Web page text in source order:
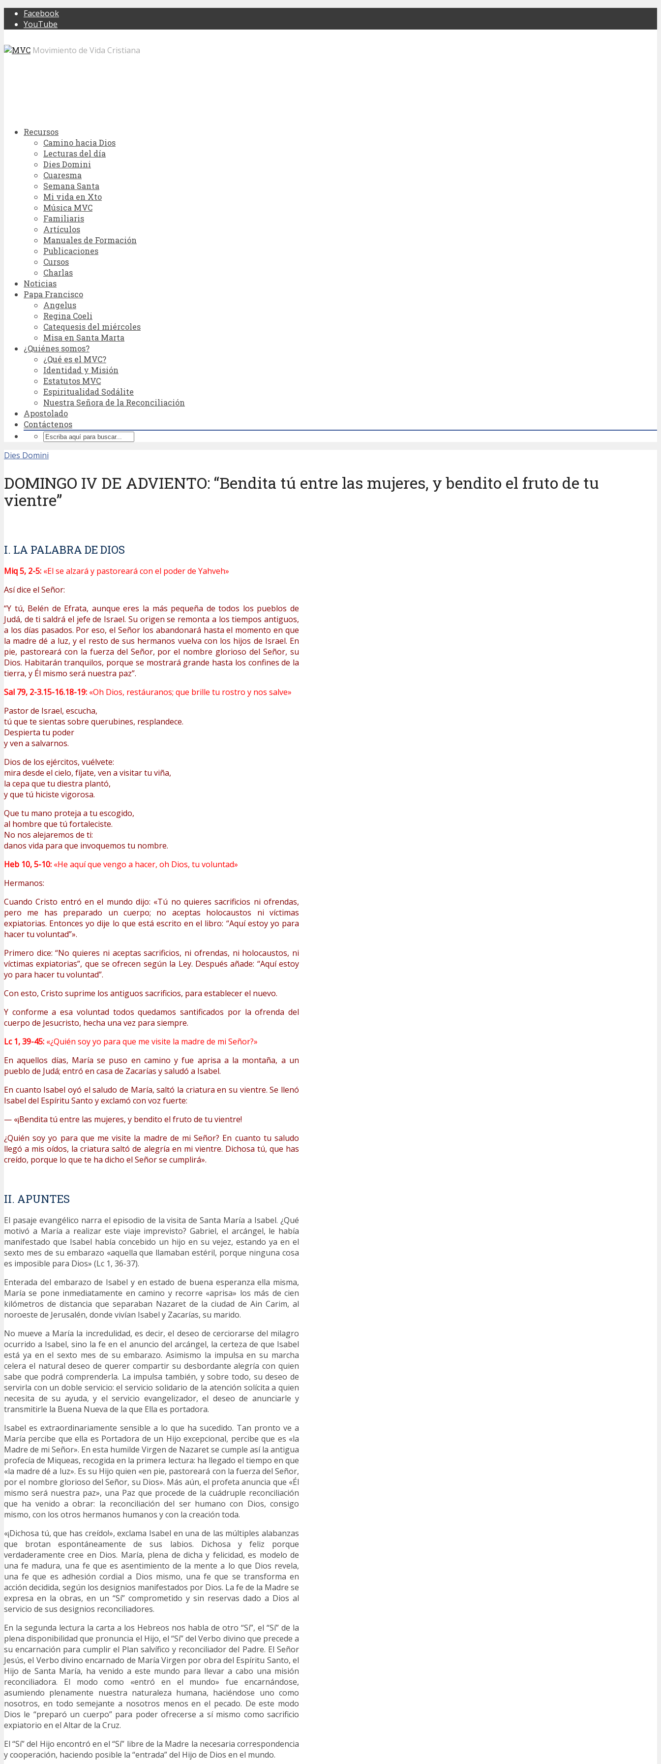
Facebook
YouTube
Movimiento de Vida Cristiana
Recursos
Camino hacia Dios
Lecturas del día
Dies Domini
Cuaresma
Semana Santa
Mi vida en Xto
Música MVC
Familiaris
Artículos
Manuales de Formación
Publicaciones
Cursos
Charlas
Noticias
Papa Francisco
Angelus
Regina Coeli
Catequesis del miércoles
Misa en Santa Marta
¿Quiénes somos?
¿Qué es el MVC?
Identidad y Misión
Estatutos MVC
Espiritualidad Sodálite
Nuestra Señora de la Reconciliación
Apostolado
Contáctenos
Dies Domini
DOMINGO IV DE ADVIENTO: “Bendita tú entre las mujeres, y bendito el fruto de tu
vientre”
I. LA PALABRA DE DIOS
Miq 5, 2-5: «El se alzará y pastoreará con el poder de Yahveh»
Así dice el Señor:
“Y tú, Belén de Efrata, aunque eres la más pequeña de todos los pueblos de
Judá, de ti saldrá el jefe de Israel. Su origen se remonta a los tiempos antiguos,
a los días pasados. Por eso, el Señor los abandonará hasta el momento en que
la madre dé a luz, y el resto de sus hermanos vuelva con los hijos de Israel. En
pie, pastoreará con la fuerza del Señor, por el nombre glorioso del Señor, su
Dios. Habitarán tranquilos, porque se mostrará grande hasta los confines de la
tierra, y Él mismo será nuestra paz”.
Sal 79, 2-3.15-16.18-19: «Oh Dios, restáuranos; que brille tu rostro y nos salve»
Pastor de Israel, escucha,
tú que te sientas sobre querubines, resplandece.
Despierta tu poder
y ven a salvarnos.
Dios de los ejércitos, vuélvete:
mira desde el cielo, fíjate, ven a visitar tu viña,
la cepa que tu diestra plantó,
y que tú hiciste vigorosa.
Que tu mano proteja a tu escogido,
al hombre que tú fortaleciste.
No nos alejaremos de ti:
danos vida para que invoquemos tu nombre.
Heb 10, 5-10: «He aquí que vengo a hacer, oh Dios, tu voluntad»
Hermanos:
Cuando Cristo entró en el mundo dijo: «Tú no quieres sacrificios ni ofrendas,
pero me has preparado un cuerpo; no aceptas holocaustos ni víctimas
expiatorias. Entonces yo dije lo que está escrito en el libro: “Aquí estoy yo para
hacer tu voluntad”».
Primero dice: “No quieres ni aceptas sacrificios, ni ofrendas, ni holocaustos, ni
víctimas expiatorias”, que se ofrecen según la Ley. Después añade: “Aquí estoy
yo para hacer tu voluntad”.
Con esto, Cristo suprime los antiguos sacrificios, para establecer el nuevo.
Y conforme a esa voluntad todos quedamos santificados por la ofrenda del
cuerpo de Jesucristo, hecha una vez para siempre.
Lc 1, 39-45: «¿Quién soy yo para que me visite la madre de mi Señor?»
En aquellos días, María se puso en camino y fue aprisa a la montaña, a un
pueblo de Judá; entró en casa de Zacarías y saludó a Isabel.
En cuanto Isabel oyó el saludo de María, saltó la criatura en su vientre. Se llenó
Isabel del Espíritu Santo y exclamó con voz fuerte:
— «¡Bendita tú entre las mujeres, y bendito el fruto de tu vientre!
¿Quién soy yo para que me visite la madre de mi Señor? En cuanto tu saludo
llegó a mis oídos, la criatura saltó de alegría en mi vientre. Dichosa tú, que has
creído, porque lo que te ha dicho el Señor se cumplirá».
II. APUNTES
El pasaje evangélico narra el episodio de la visita de Santa María a Isabel. ¿Qué
motivó a María a realizar este viaje imprevisto? Gabriel, el arcángel, le había
manifestado que Isabel había concebido un hijo en su vejez, estando ya en el
sexto mes de su embarazo «aquella que llamaban estéril, porque ninguna cosa
es imposible para Dios» (Lc 1, 36-37).
Enterada del embarazo de Isabel y en estado de buena esperanza ella misma,
María se pone inmediatamente en camino y recorre «aprisa» los más de cien
kilómetros de distancia que separaban Nazaret de la ciudad de Ain Carim, al
noroeste de Jerusalén, donde vivían Isabel y Zacarías, su marido.
No mueve a María la incredulidad, es decir, el deseo de cerciorarse del milagro
ocurrido a Isabel, sino la fe en el anuncio del arcángel, la certeza de que Isabel
está ya en el sexto mes de su embarazo. Asimismo la impulsa en su marcha
celera el natural deseo de querer compartir su desbordante alegría con quien
sabe que podrá comprenderla. La impulsa también, y sobre todo, su deseo de
servirla con un doble servicio: el servicio solidario de la atención solícita a quien
necesita de su ayuda, y el servicio evangelizador, el deseo de anunciarle y
transmitirle la Buena Nueva de la que Ella es portadora.
Isabel es extraordinariamente sensible a lo que ha sucedido. Tan pronto ve a
María percibe que ella es Portadora de un Hijo excepcional, percibe que es «la
Madre de mi Señor». En esta humilde Virgen de Nazaret se cumple así la antigua
profecía de Miqueas, recogida en la primera lectura: ha llegado el tiempo en que
«la madre dé a luz». Es su Hijo quien «en pie, pastoreará con la fuerza del Señor,
por el nombre glorioso del Señor, su Dios». Más aún, el profeta anuncia que «Él
mismo será nuestra paz», una Paz que procede de la cuádruple reconciliación
que ha venido a obrar: la reconciliación del ser humano con Dios, consigo
mismo, con los otros hermanos humanos y con la creación toda.
«¡Dichosa tú, que has creído!», exclama Isabel en una de las múltiples alabanzas
que brotan espontáneamente de sus labios. Dichosa y feliz porque
verdaderamente cree en Dios. María, plena de dicha y felicidad, es modelo de
una fe madura, una fe que es asentimiento de la mente a lo que Dios revela,
una fe que es adhesión cordial a Dios mismo, una fe que se transforma en
acción decidida, según los designios manifestados por Dios. La fe de la Madre se
expresa en la obras, en un “Sí” comprometido y sin reservas dado a Dios al
servicio de sus designios reconciliadores.
En la segunda lectura la carta a los Hebreos nos habla de otro “Sí”, el “Sí” de la
plena disponibilidad que pronuncia el Hijo, el “Sí” del Verbo divino que precede a
su encarnación para cumplir el Plan salvífico y reconciliador del Padre. El Señor
Jesús, el Verbo divino encarnado de María Virgen por obra del Espíritu Santo, el
Hijo de Santa María, ha venido a este mundo para llevar a cabo una misión
reconciliadora. El modo como «entró en el mundo» fue encarnándose,
asumiendo plenamente nuestra naturaleza humana, haciéndose uno como
nosotros, en todo semejante a nosotros menos en el pecado. De este modo
Dios le “preparó un cuerpo” para poder ofrecerse a sí mismo como sacrificio
expiatorio en el Altar de la Cruz.
El “Sí” del Hijo encontró en el “Sí” libre de la Madre la necesaria correspondencia
y cooperación, haciendo posible la “entrada” del Hijo de Dios en el mundo.